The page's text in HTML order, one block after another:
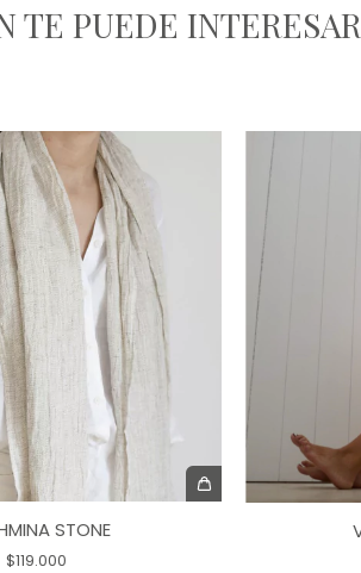
TE PUEDE INTERESAR
STONE
$119.000